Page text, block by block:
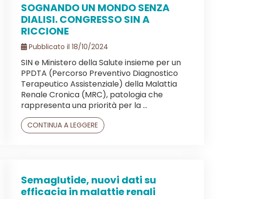
SOGNANDO UN MONDO SENZA
DIALISI. CONGRESSO SIN A
RICCIONE
Pubblicato il 18/10/2024
SIN e Ministero della Salute insieme per un
PPDTA (Percorso Preventivo Diagnostico
Terapeutico Assistenziale) della Malattia
Renale Cronica (MRC), patologia che
rappresenta una priorità per la ...
CONTINUA A LEGGERE
Semaglutide, nuovi dati su
efficacia in malattie renali